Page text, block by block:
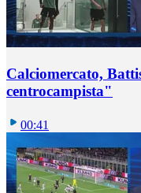
Calciomercato,
centrocampista"
00:41